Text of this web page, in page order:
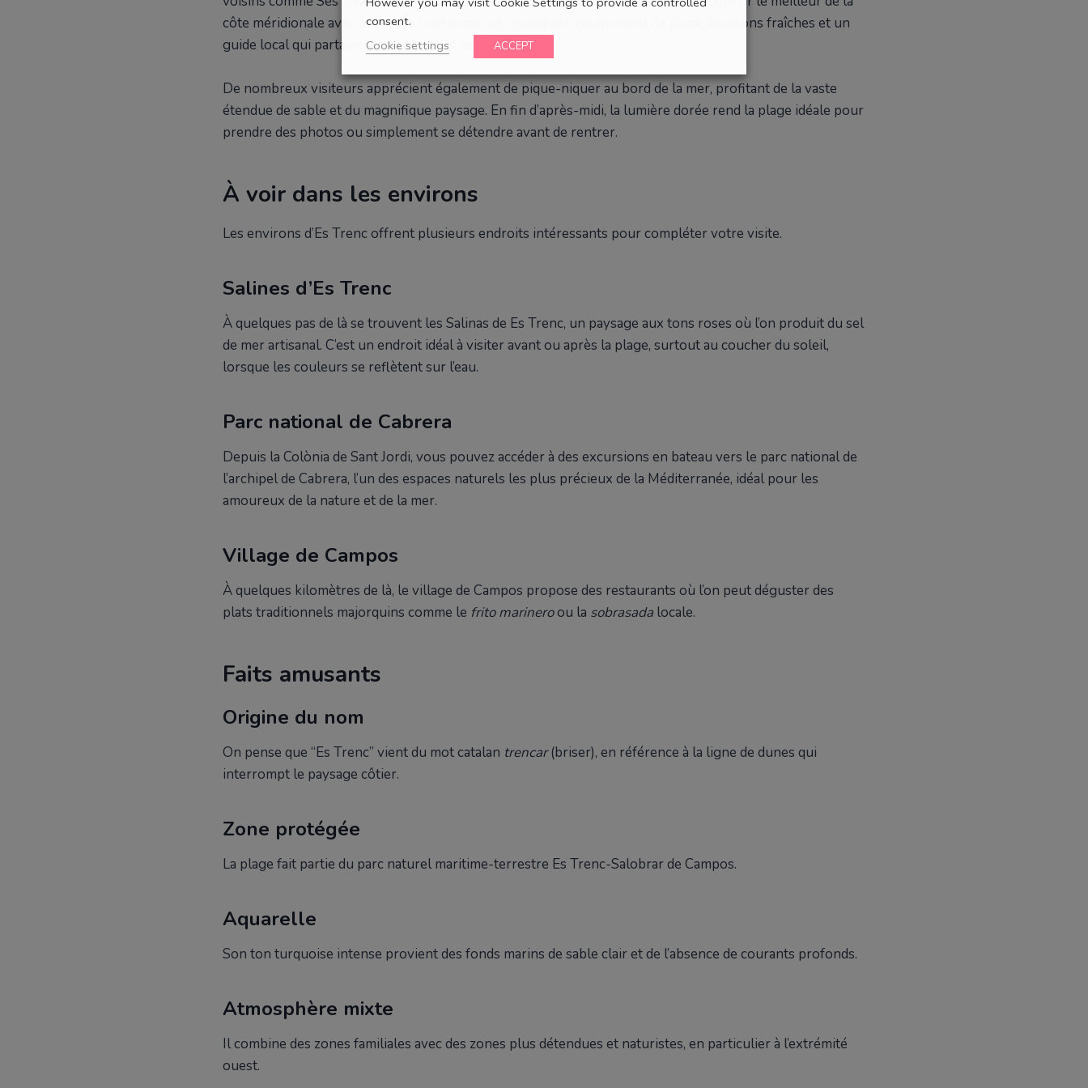
côte méridionale avec tout ce qui est organisé : transport, équipement de plage, boissons fraîches et un
guide local qui partage ses histoires et ses idées.
De nombreux visiteurs apprécient également de pique-niquer au bord de la mer, profitant de la vaste
étendue de sable et du magnifique paysage. En fin d’après-midi, la lumière dorée rend la plage idéale pour
prendre des photos ou simplement se détendre avant de rentrer.
À voir dans les environs
Les environs d’Es Trenc offrent plusieurs endroits intéressants pour compléter votre visite.
Salines d’Es Trenc
À quelques pas de là se trouvent les Salinas de Es Trenc, un paysage aux tons roses où l’on produit du sel
de mer artisanal. C’est un endroit idéal à visiter avant ou après la plage, surtout au coucher du soleil,
lorsque les couleurs se reflètent sur l’eau.
Parc national de Cabrera
Depuis la Colònia de Sant Jordi, vous pouvez accéder à des excursions en bateau vers le parc national de
l’archipel de Cabrera, l’un des espaces naturels les plus précieux de la Méditerranée, idéal pour les
amoureux de la nature et de la mer.
Village de Campos
À quelques kilomètres de là, le village de Campos propose des restaurants où l’on peut déguster des
plats traditionnels majorquins comme le frito marineroou la sobrasada locale.
Faits amusants
Origine du nom
On pense que “Es Trenc” vient du mot catalan trencar(briser), en référence à la ligne de dunes qui
interrompt le paysage côtier.
Zone protégée
La plage fait partie du parc naturel maritime-terrestre Es Trenc-Salobrar de Campos.
Aquarelle
Son ton turquoise intense provient des fonds marins de sable clair et de l’absence de courants profonds.
Atmosphère mixte
Il combine des zones familiales avec des zones plus détendues et naturistes, en particulier à l’extrémité
ouest.
consent.
Cookie settings
ACCEPT